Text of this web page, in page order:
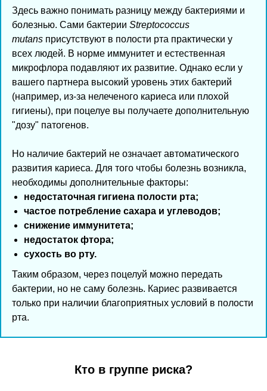
Здесь важно понимать разницу между бактериями и
болезнью. Сами бактерии Streptococcus
mutans присутствуют в полости рта практически у
всех людей. В норме иммунитет и естественная
микрофлора подавляют их развитие. Однако если у
вашего партнера высокий уровень этих бактерий
(например, из-за нелеченого кариеса или плохой
гигиены), при поцелуе вы получаете дополнительную
"дозу" патогенов.
Но наличие бактерий не означает автоматического
развития кариеса. Для того чтобы болезнь возникла,
необходимы дополнительные факторы:
недостаточная гигиена полости рта;
частое потребление сахара и углеводов;
снижение иммунитета;
недостаток фтора;
сухость во рту.
Таким образом, через поцелуй можно передать
бактерии, но не саму болезнь. Кариес развивается
только при наличии благоприятных условий в полости
рта.
Кто в группе риска?